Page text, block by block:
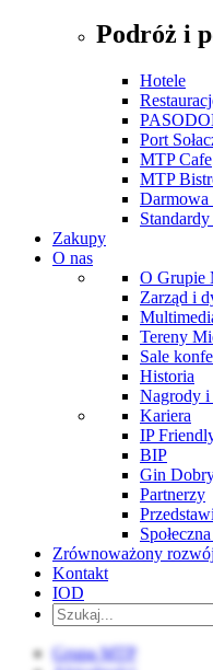
Podróż i
Hotele
Port
MTP Cafe
MTP
Darmowa
Zakupy
O nas
O Grupie
Zarząd i
Tereny
Sale
Historia
Nagrody
Kariera
IP
BIP
Gin
Partnerzy
Zrównoważony rozwój
Kontakt
IOD
Grupa MTP